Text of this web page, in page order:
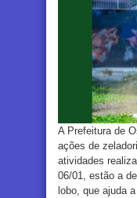
A Prefeitura de
ações de
atividades
06/01, estão a
lobo, que ajuda